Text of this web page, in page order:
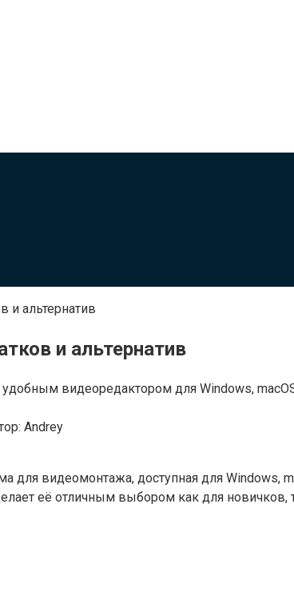
и альтернатив
и альтернатив
видеоредактором для Windows,
Andrey
для видеомонтажа, доступная для Windows,
её отличным выбором как для новичков,